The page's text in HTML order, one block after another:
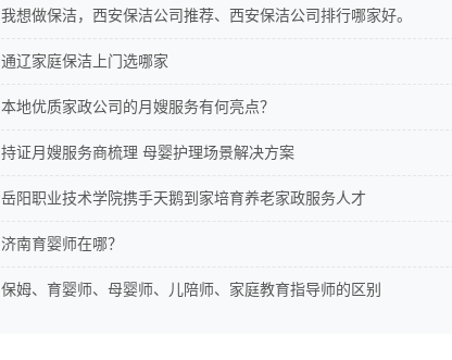
我想做保洁，西安保洁公司推荐、西安保洁公司排行哪家好。
通辽家庭保洁上门选哪家
本地优质家政公司的月嫂服务有何亮点？
持证月嫂服务商梳理 母婴护理场景解决方案
岳阳职业技术学院携手天鹅到家培育养老家政服务人才
济南育婴师在哪？
保姆、育婴师、母婴师、儿陪师、家庭教育指导师的区别